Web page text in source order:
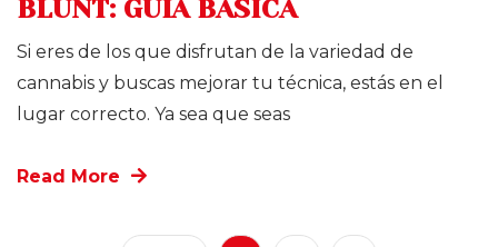
BLUNT: GUÍA BÁSICA
Si eres de los que disfrutan de la variedad de
cannabis y buscas mejorar tu técnica, estás en el
lugar correcto. Ya sea que seas
Read More